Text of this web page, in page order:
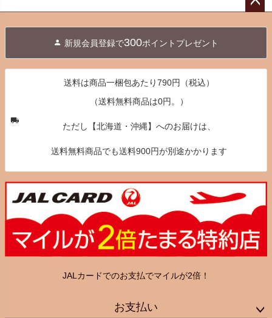
へ
新規会員登録で300ポイントプレゼント
送料は商品一梱包あたり790円（税込）
（送料無料商品は0円。）
ただし【北海道・沖縄】へのお届けは、
送料無料商品でも送料900円が別途かかります
JALカードでのお支払でマイルが2倍！
お支払い